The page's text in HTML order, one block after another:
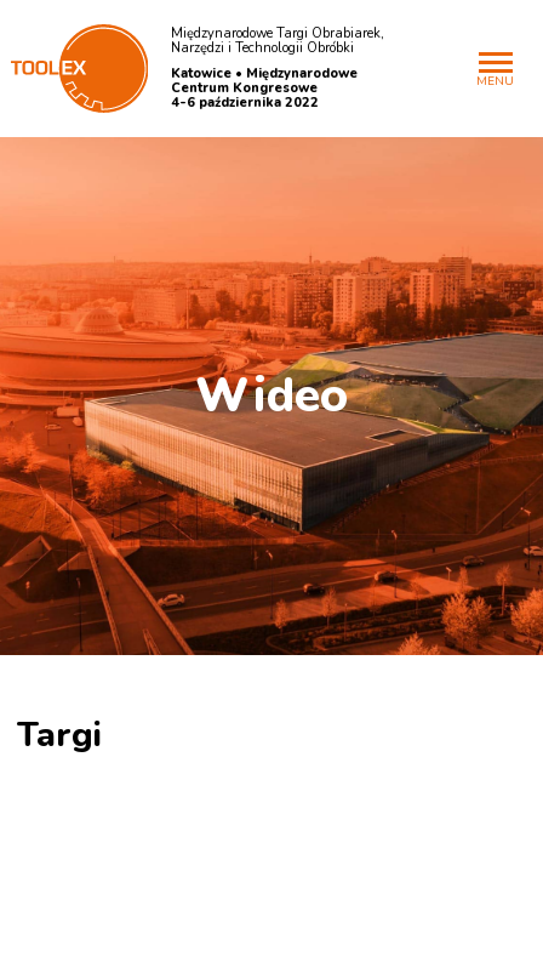
Międzynarodowe Targi Obrabiarek,
Narzędzi i Technologii Obróbki
Katowice • Międzynarodowe
Centrum Kongresowe
4-6 października 2022
MENU
Wideo
Targi